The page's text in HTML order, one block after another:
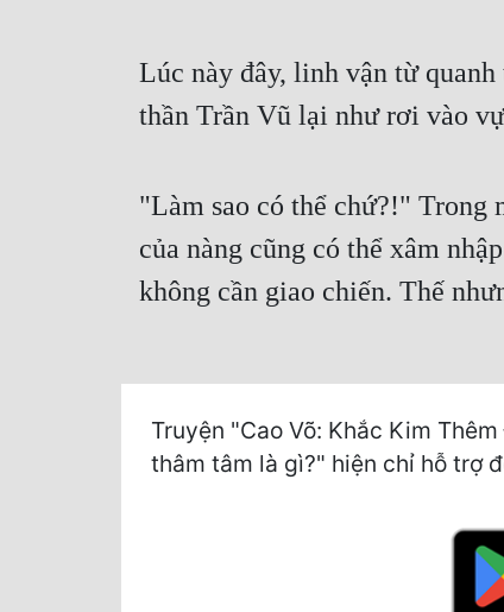
Lúc này đây, linh vận từ
thần Trần Vũ lại như rơi vào
"Làm sao có thể chứ?!" Trong
của nàng cũng có thể xâm
không cần giao chiến. Thế
Truyện "Cao Võ: Khắc Kim
thâm tâm là gì?" hiện chỉ hỗ trợ